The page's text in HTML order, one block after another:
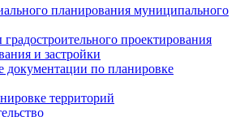
планирования муниципального
проектирования
и застройки
документации по планировке
территорий